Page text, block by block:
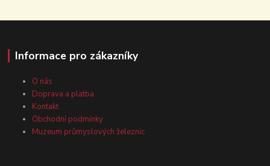
Informace pro zákazníky
O nás
Doprava a platba
Kontakt
Obchodní podmínky
Muzeum průmyslových železnic